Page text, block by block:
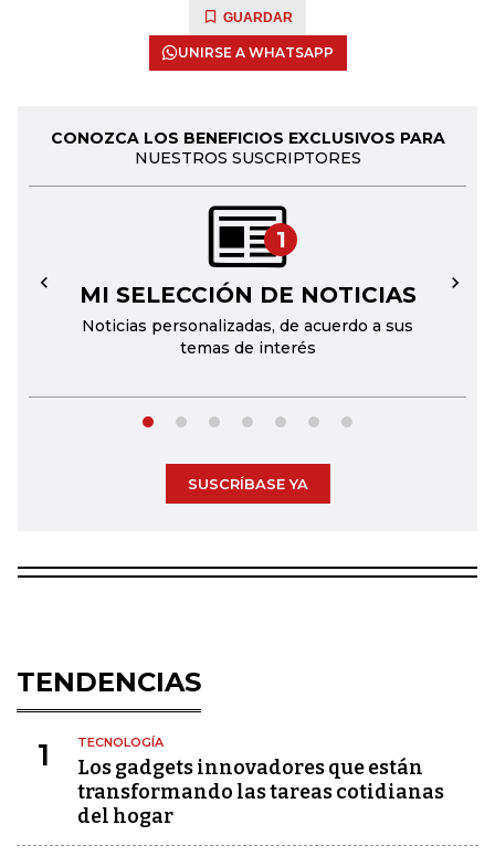
GUARDAR
UNIRSE A WHATSAPP
CONOZCA LOS BENEFICIOS EXCLUSIVOS PARA
NUESTROS SUSCRIPTORES
1
MI SELECCIÓN DE NOTICIAS
Noticias personalizadas, de acuerdo a sus
temas de interés
← →
SUSCRÍBASE YA
TENDENCIAS
1 TECNOLOGÍA
Los gadgets innovadores que están
transformando las tareas cotidianas
del hogar